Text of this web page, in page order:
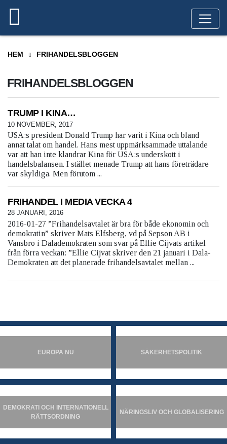
HEM FRIHANDELSBLOGGEN
FRIHANDELSBLOGGEN
TRUMP I KINA…
10 NOVEMBER, 2017
USA:s president Donald Trump har varit i Kina och bland
annat talat om handel. Hans mest uppmärksammade uttalande
var att han inte klandrar Kina för USA:s underskott i
handelsbalansen. I stället menade Trump att hans företrädare
var skyldiga. Men förutom ...
FRIHANDEL I MEDIA VECKA 4
28 JANUARI, 2016
2016-01-27 ”Frihandelsavtalet är bra för både ekonomin och
demokratin” skriver Mats Elfsberg, vd på Sepson AB i
Vansbro i Dalademokraten som svar på Ellie Cijvats artikel
från förra veckan: ”Ellie Cijvat skriver den 21 januari i Dala-
Demokraten att det planerade frihandelsavtalet mellan ...
EUROPA NU SÄKERHETSPOLITIK
DEMOKRATI OCH INTERNATIONELL
RÄTTSORDNING
NÄRINGSLIV OCH GLOBALISERING